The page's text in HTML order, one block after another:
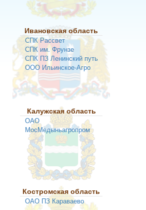
Ивановская область
СПК Рассвет
СПК им. Фрунзе
СПК ПЗ Ленинский путь
ООО Ильинское-Агро
Калужская область
ОАО
МосМедыньагропром
Костромская область
ОАО ПЗ Караваево